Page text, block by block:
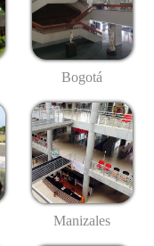
Bogotá
Manizales